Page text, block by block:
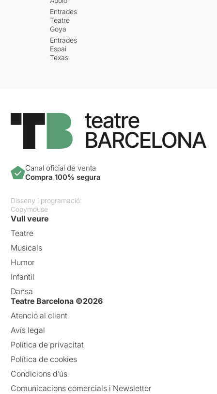
Entrades
Teatre
Goya
Entrades
Espai
Texas
Canal oficial de venta
Compra 100% segura
Disseny i programació:
Copymouse
Vull veure
Teatre
Musicals
Humor
Infantil
Dansa
Teatre Barcelona ©2026
Atenció al client
Avís legal
Política de privacitat
Política de cookies
Condicions d’ús
Comunicacions comercials i Newsletter